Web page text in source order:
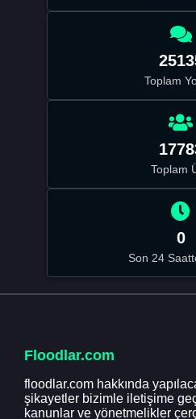
Toplam
Toplam
0
Son 24
Floodlar.com
floodlar.com hakkında
şikayetler bizimle iletişime
kanunlar ve yönetmelikler